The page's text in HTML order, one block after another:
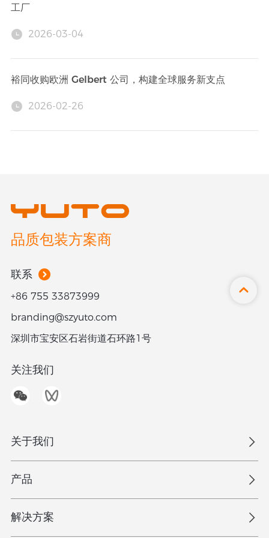
工厂
2026-03-04
裕同收购欧洲 Gelbert 公司，构建全球服务新支点
2026-02-26
品质包装方案商
联系
+86 755 33873999
branding@szyuto.com
深圳市宝安区石岩街道石环路1号
关注我们
关于我们
概览
加入我们
创意设计
产品
礼盒
彩盒
解决方案